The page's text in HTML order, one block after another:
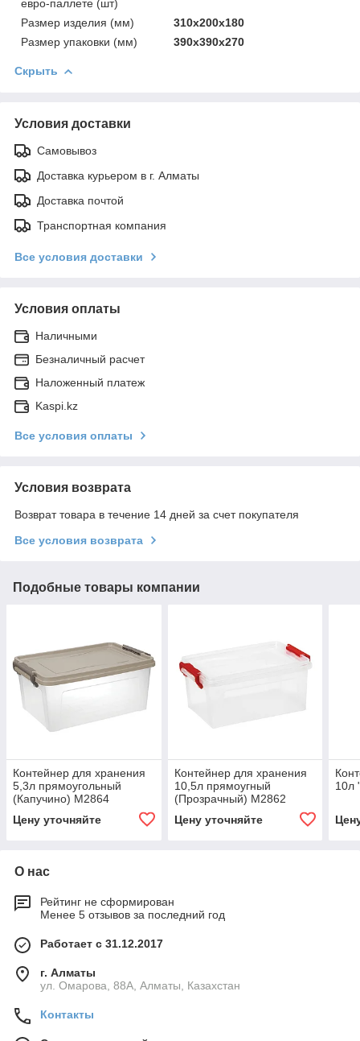
евро-паллете (шт)
Размер изделия (мм)
310х200х180
Размер упаковки (мм)
390х390х270
Скрыть
Условия доставки
Самовывоз
Доставка курьером в г. Алматы
Доставка почтой
Транспортная компания
Все условия доставки
Условия оплаты
Наличными
Безналичный расчет
Наложенный платеж
Kaspi.kz
Все условия оплаты
Условия возврата
Возврат товара в течение 14 дней за счет покупателя
Все условия возврата
Подобные товары компании
Контейнер для хранения
5,3л прямоугольный
(Капучино) М2864
Цену уточняйте
Контейнер для хранения
10,5л прямоугный
(Прозрачный) М2862
Цену уточняйте
10л
О нас
Рейтинг не сформирован
Менее 5 отзывов за последний год
Работает с 31.12.2017
г. Алматы
ул. Омарова, 88А, Алматы, Казахстан
Контакты